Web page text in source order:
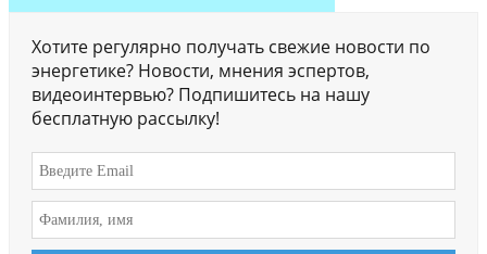
Хотите регулярно получать свежие новости по
энергетике? Новости, мнения эспертов,
видеоинтервью? Подпишитесь на нашу
бесплатную рассылку!